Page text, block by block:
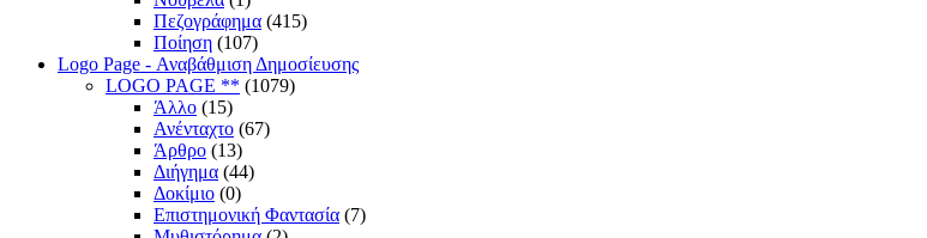
Πεζογράφημα (415)
Ποίηση (107)
Logo Page - Αναβάθμιση Δημοσίευσης
LOGO PAGE ** (1079)
Άλλο (15)
Ανένταχτο (67)
Άρθρο (13)
Διήγημα (44)
Δοκίμιο (0)
Επιστημονική Φαντασία (7)